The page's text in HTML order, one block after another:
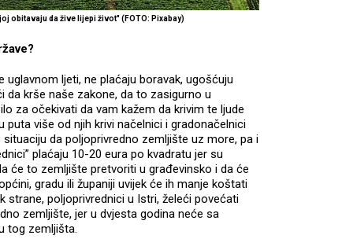
obitavaju da žive lijepi život" (FOTO: Pixabay)
ljeti, ne plaćaju boravak, ugošćuju
da krše naše zakone, da to zasigurno u
za očekivati da vam kažem da krivim te ljude
više od njih krivi načelnici i gradonačelnici
da poljoprivredno zemljište uz more, pa i
plaćaju 10-20 eura po kvadratu jer su
će to zemljište pretvoriti u građevinsko i da će
gradu ili županiji uvijek će ih manje koštati
strane, poljoprivrednici u Istri, želeći povećati
zemljište, jer u dvjesta godina neće sa
tog zemljišta.